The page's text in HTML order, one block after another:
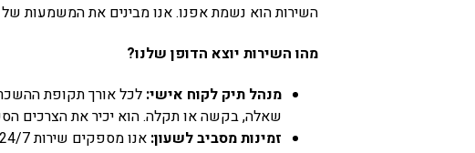
השירות הוא נשמת אפנו. אנו מבינים את המשמעות של
מהו השירות יוצא הדופן שלנו?
מנהל תיק לקוח אישי: לכל אורך תקופת
שאלה, בקשה או תקלה. הוא יכיר את הצרכים
זמינות מסביב לשעון: